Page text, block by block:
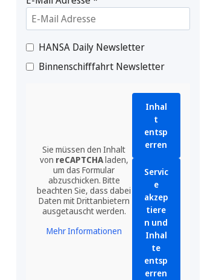
HANSA Daily Newsletter
Binnenschifffahrt Newsletter
Sie müssen den Inhalt
von reCAPTCHAladen,
um das Formular
abzuschicken. Bitte
beachten Sie, dass dabei
Daten mit Drittanbietern
ausgetauscht werden.
Mehr Informationen
Inhal
t
entsp
erren
Servic
e
akzep
tiere
n und
Inhal
te
entsp
erren